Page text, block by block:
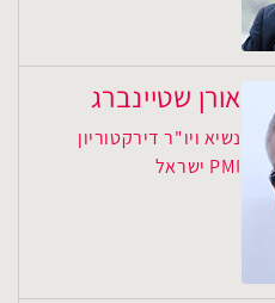
אורן שטיינברג
נשיא ויו"ר דירקטוריון
PMI ישראל